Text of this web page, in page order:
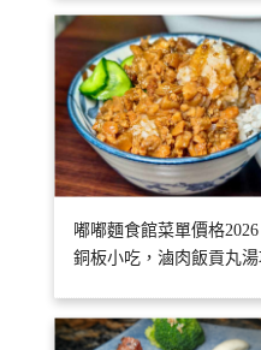
嘟嘟麵食館菜單價格
銅板小吃，滷肉飯貢丸